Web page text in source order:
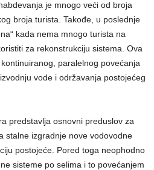
je mnogo veći od broja
broja turista. Takođe, u poslednje
kada nema mnogo turista na
za rekonstrukciju sistema. Ova
paralelnog povećanja
vode i održavanja postojećeg
predstavlja osnovni preduslov za
stalne izgradnje nove vodovodne
postojeće. Pored toga neophodno
sisteme po selima i to povećanjem